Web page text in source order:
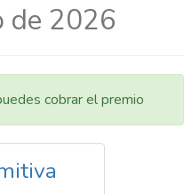
de 2026
cobrar el premio